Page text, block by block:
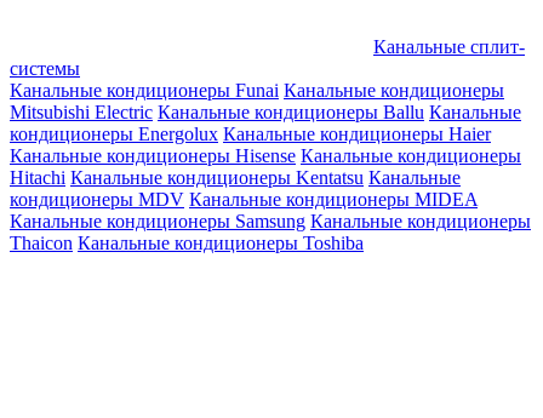
Канальные сплит-
системы
Канальные кондиционеры Funai Канальные кондиционеры
Mitsubishi Electric Канальные кондиционеры Ballu Канальные
кондиционеры Energolux Канальные кондиционеры Haier
Канальные кондиционеры Hisense Канальные кондиционеры
Hitachi Канальные кондиционеры Kentatsu Канальные
кондиционеры MDV Канальные кондиционеры MIDEA
Канальные кондиционеры Samsung Канальные кондиционеры
Thaicon Канальные кондиционеры Toshiba